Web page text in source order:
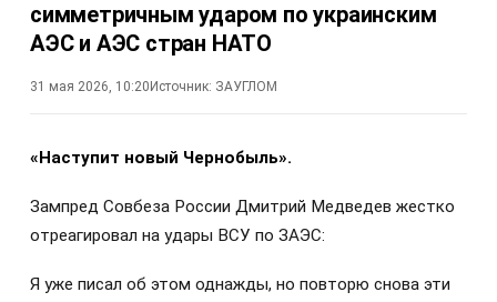
симметричным ударом по украинским
АЭС и АЭС стран НАТО
31 мая 2026, 10:20 Источник: ЗАУГЛОМ
«Наступит новый Чернобыль».
Зампред Совбеза России Дмитрий Медведев жестко
отреагировал на удары ВСУ по ЗАЭС:
Я уже писал об этом однажды, но повторю снова эти